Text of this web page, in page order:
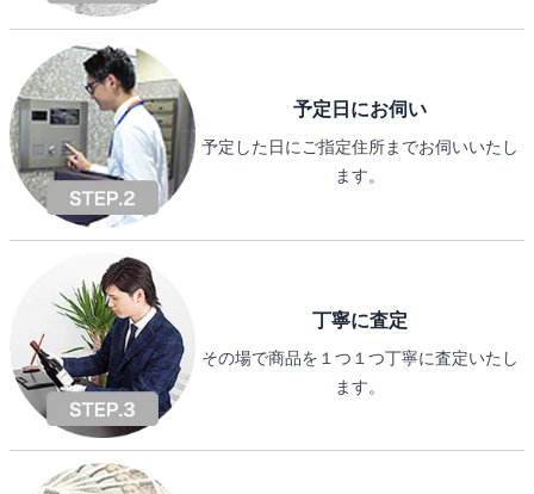
予定日にお伺い
予定した日にご指定住所までお伺いいたし
ます。
丁寧に査定
その場で商品を１つ１つ丁寧に査定いたし
ます。